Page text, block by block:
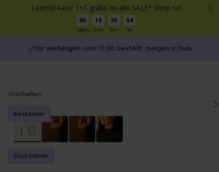
Laatste kans: 1+1 gratis op alle SALE* Shop nu!
00
Dagen
15
Uren
35
Min
54
Sec
Op werkdagen voor 17:00 besteld, morgen in huis
You
here:
Oorbellen
Bestseller
Duurzamer